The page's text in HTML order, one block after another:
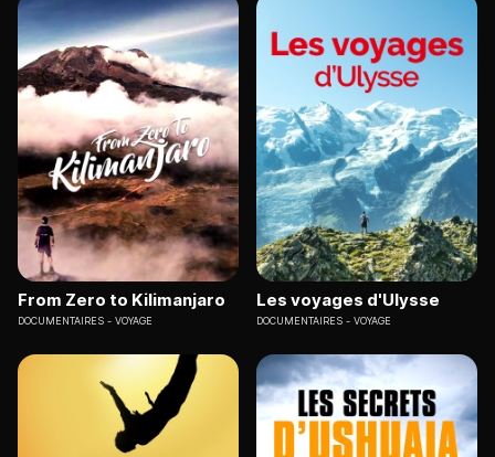
From Zero to Kilimanjaro
DOCUMENTAIRES VOYAGE
Les voyages d'Ulysse
DOCUMENTAIRES VOYAGE